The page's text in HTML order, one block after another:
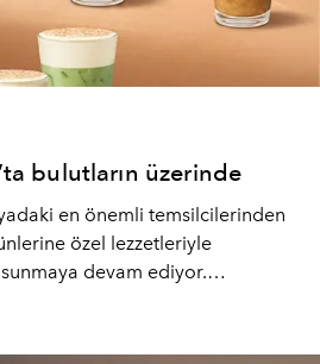
bulutların üzerinde
en önemli temsilcilerinden
özel lezzetleriyle
devam ediyor.
Blended Beverage çeşitleri